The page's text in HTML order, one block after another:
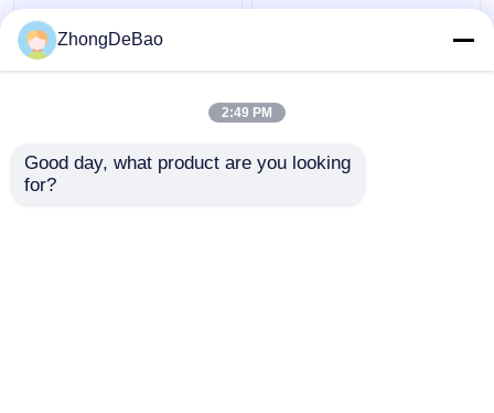
Commerciële Lijn 1 van
de Biomassakorrel -
5TPH-Rijst Straw
55kw de Productielijn
800-1000kg/H Ring Die
ZhongDeBao
2:49 PM
Good day, what product are you looking
for?